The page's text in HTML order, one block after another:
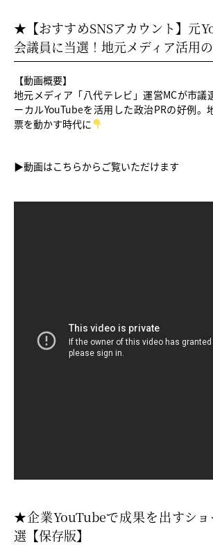
★【おすすめSNSアカウント】元
会議員に当選！地元メディア活用
【動画概要】
地元メディア「八代テレビ」運営MCが市議
ーカルYouTubeを活用した政治PRの好例
票を動かす時代に
▶︎動画はこちらからご覧いただけます
★企業YouTubeで成果を出すシ
選【保存版】